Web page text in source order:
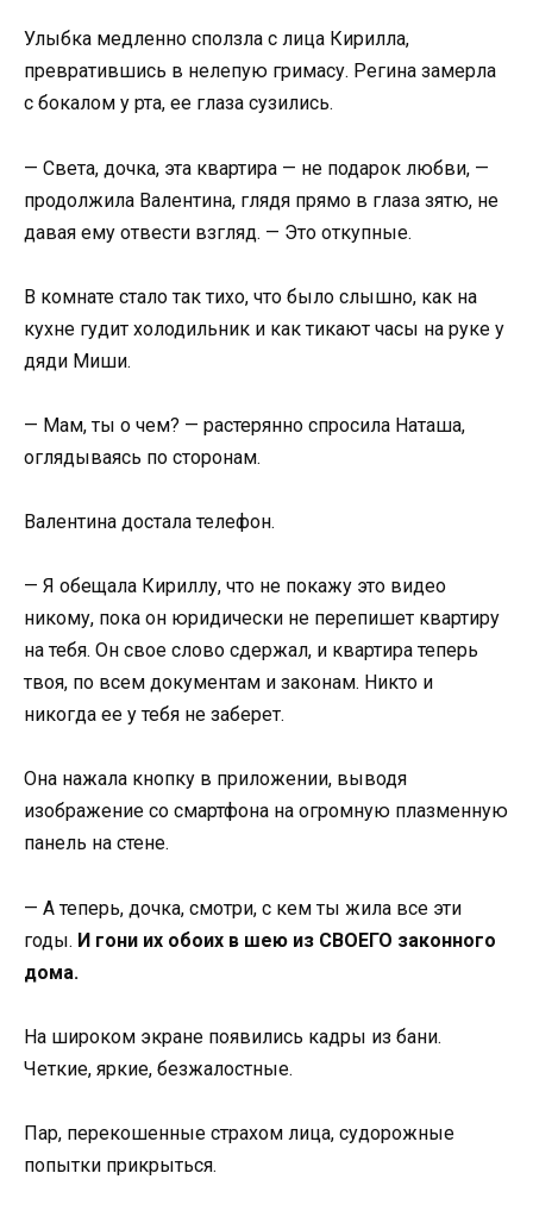
Улыбка медленно сползла с лица Кирилла,
превратившись в нелепую гримасу. Регина замерла
с бокалом у рта, ее глаза сузились.
— Света, дочка, эта квартира — не подарок любви, —
продолжила Валентина, глядя прямо в глаза зятю, не
давая ему отвести взгляд. — Это откупные.
В комнате стало так тихо, что было слышно, как на
кухне гудит холодильник и как тикают часы на руке у
дяди Миши.
— Мам, ты о чем? — растерянно спросила Наташа,
оглядываясь по сторонам.
Валентина достала телефон.
— Я обещала Кириллу, что не покажу это видео
никому, пока он юридически не перепишет квартиру
на тебя. Он свое слово сдержал, и квартира теперь
твоя, по всем документам и законам. Никто и
никогда ее у тебя не заберет.
Она нажала кнопку в приложении, выводя
изображение со смартфона на огромную плазменную
панель на стене.
— А теперь, дочка, смотри, с кем ты жила все эти
годы. И гони их обоих в шею из СВОЕГО законного
дома.
На широком экране появились кадры из бани.
Четкие, яркие, безжалостные.
Пар, перекошенные страхом лица, судорожные
попытки прикрыться.